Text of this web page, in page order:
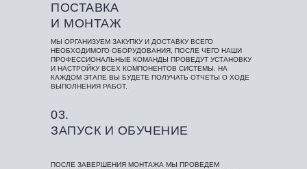
03.
ЗАПУСК И ОБУЧЕНИЕ
ПОСЛЕ ЗАВЕРШЕНИЯ МОНТАЖА МЫ ПРОВЕДЕМ
МЫ ОРГАНИЗУЕМ ЗАКУПКУ И ДОСТАВКУ ВСЕГО
НЕОБХОДИМОГО ОБОРУДОВАНИЯ, ПОСЛЕ ЧЕГО НАШИ
ПРОФЕССИОНАЛЬНЫЕ КОМАНДЫ ПРОВЕДУТ УСТАНОВКУ
И НАСТРОЙКУ ВСЕХ КОМПОНЕНТОВ СИСТЕМЫ. НА
КАЖДОМ ЭТАПЕ ВЫ БУДЕТЕ ПОЛУЧАТЬ ОТЧЕТЫ О ХОДЕ
ВЫПОЛНЕНИЯ РАБОТ.
ПОСТАВКА
И МОНТАЖ